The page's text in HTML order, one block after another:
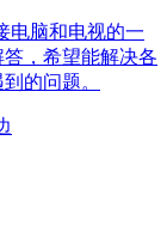
电脑和电视的一
，希望能解决各
的问题。